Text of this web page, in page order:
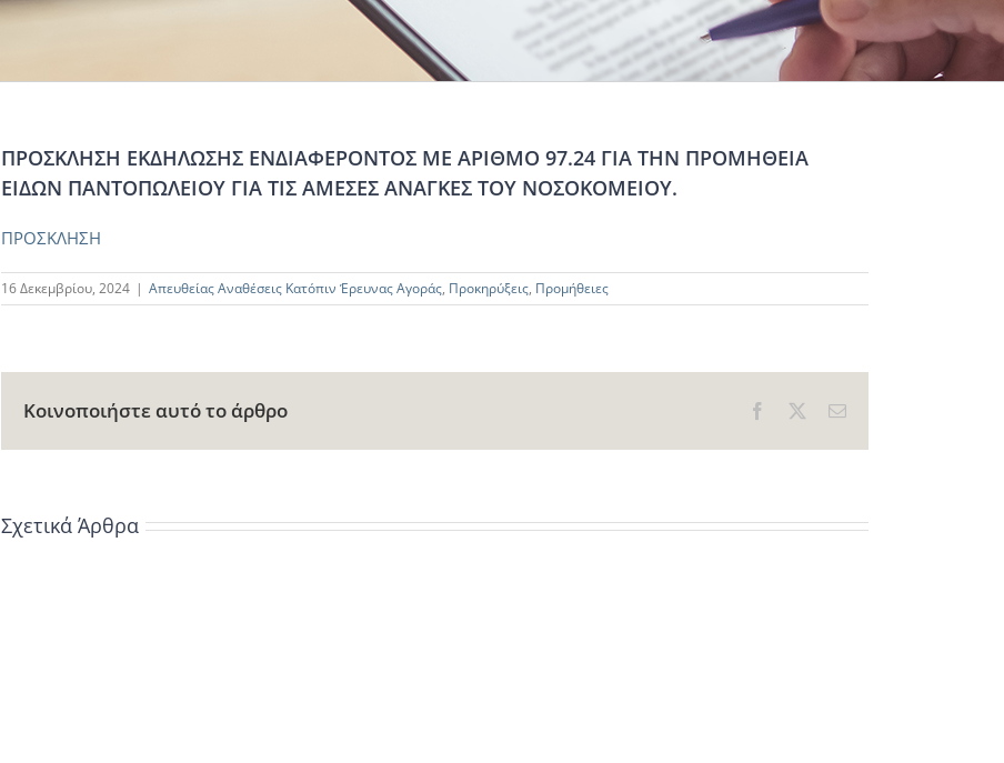
ΠΡΟΣΚΛΗΣΗ ΕΚΔΗΛΩΣΗΣ ΕΝΔΙΑΦΕΡΟΝΤΟΣ ΜΕ ΑΡΙΘΜΟ 97.24 ΓΙΑ ΤΗΝ ΠΡΟΜΗΘΕΙΑ
ΕΙΔΩΝ ΠΑΝΤΟΠΩΛΕΙΟΥ ΓΙΑ ΤΙΣ ΑΜΕΣΕΣ ΑΝΑΓΚΕΣ ΤΟΥ ΝΟΣΟΚΟΜΕΙΟΥ.
ΠΡΟΣΚΛΗΣΗ
16 Δεκεμβρίου, 2024 | Απευθείας Αναθέσεις Κατόπιν Έρευνας Αγοράς, Προκηρύξεις, Προμήθειες
Κοινοποιήστε αυτό το άρθρο Facebook Email
Σχετικά Άρθρα